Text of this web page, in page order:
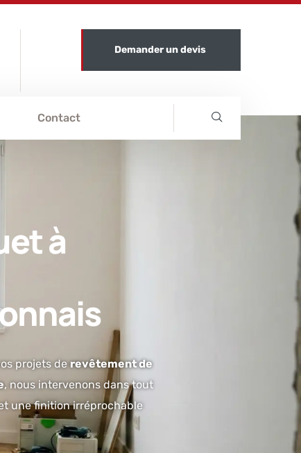
Demander un devis
Contact
à
projets derevêtement de
, nous intervenons dans tout
une finition irréprochable